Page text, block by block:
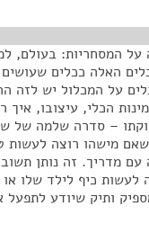
על המסחריות: בעולם,
האלה ככלים
על המכלול יש לזה
הכלי, עיצובו, איך
– סדרה שלמה של
מישהו רוצה לעשות
עם מדריך. זה נותן
לעשות כיף לילד שלו
ותיק שיודע